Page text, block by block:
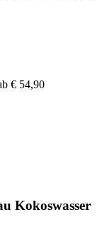
€ 54,90
Kokoswasser